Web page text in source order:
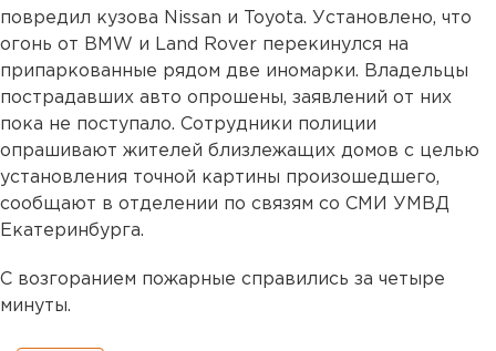
повредил кузова Nissan и Toyota. Установлено, что
огонь от BMW и Land Rover перекинулся на
припаркованные рядом две иномарки. Владельцы
пострадавших авто опрошены, заявлений от них
пока не поступало. Сотрудники полиции
опрашивают жителей близлежащих домов с целью
установления точной картины произошедшего,
сообщают в отделении по связям со СМИ УМВД
Екатеринбурга.
С возгоранием пожарные справились за четыре
минуты.